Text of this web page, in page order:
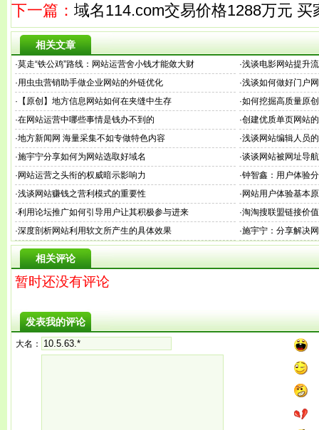
下一篇： 域名114.com交易价格1288万元 买
相关文章
·莫走“铁公鸡”路线：网站运营舍小钱才能敛大财 ·浅谈电影网站提升
·用虫虫营销助手做企业网站的外链优化 ·浅谈如何做好门户
· 【原创】地方信息网站如何在夹缝中生存 ·如何挖掘高质量原
·在网站运营中哪些事情是钱办不到的 ·创建优质单页网站
·地方新闻网 海量采集不如专做特色内容 ·浅谈网站编辑人员
·施宇宁分享如何为网站选取好域名 ·谈谈网站被网址导
· 网站运营之头衔的权威暗示影响力 ·钟智鑫：用户体验
·浅谈网站赚钱之营利模式的重要性 · 网站用户体验基本
·利用论坛推广如何引导用户让其积极参与进来 ·淘淘搜联盟链接价
·深度剖析网站利用软文所产生的具体效果 ·施宇宁：分享解决
相关评论
暂时还没有评论
发表我的评论
大名：